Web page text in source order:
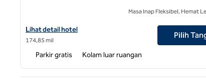
Lihat detail hotel untuk Hilton Garden Inn Ras Al Khaimah
Lihat detail hotel
174,85 mil
Masa Inap Fleksibel, Hemat
Pilih
Parkir gratis Kolam luar ruangan